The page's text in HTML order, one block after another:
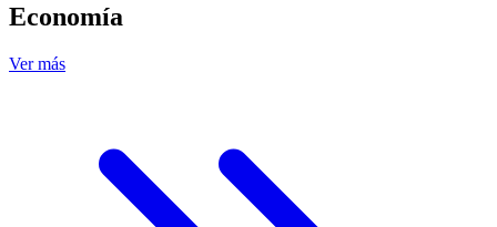
Economía
Ver más